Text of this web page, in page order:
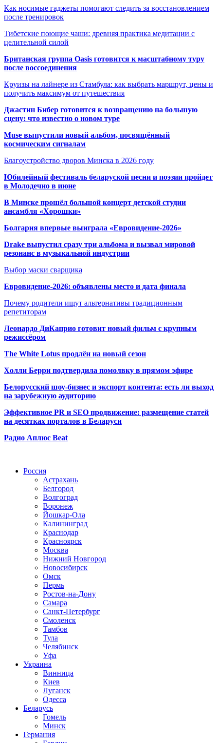
Как носимые гаджеты помогают следить за восстановлением
после тренировок
Тибетские поющие чаши: древняя практика медитации с
целительной силой
Британская группа Oasis готовится к масштабному туру
после воссоединения
Круизы на лайнере из Стамбула: как выбрать маршрут, цены и
получить максимум от путешествия
Джастин Бибер готовится к возвращению на большую
сцену: что известно о новом туре
Muse выпустили новый альбом, посвящённый
космическим сигналам
Благоустройство дворов Минска в 2026 году
Юбилейный фестиваль беларуской песни и поэзии пройдет
в Молодечно в июне
В Минске прошёл большой концерт детской студии
ансамбля «Хорошки»
Болгария впервые выиграла «Евровидение-2026»
Drake выпустил сразу три альбома и вызвал мировой
резонанс в музыкальной индустрии
Выбор маски сварщика
Евровидение-2026: объявлены место и дата финала
Почему родители ищут альтернативы традиционным
репетиторам
Леонардо ДиКаприо готовит новый фильм с крупным
режиссёром
The White Lotus продлён на новый сезон
Холли Берри подтвердила помолвку в прямом эфире
Белорусский шоу-бизнес и экспорт контента: есть ли выход
на зарубежную аудиторию
Эффективное PR и SEO продвижение: размещение статей
на десятках порталов в Беларуси
Радио Аплюс Beat
Россия
Астрахань
Белгород
Волгоград
Воронеж
Йошкар-Ола
Калининград
Краснодар
Красноярск
Москва
Нижний Новгород
Новосибирск
Омск
Пермь
Ростов-на-Дону
Самара
Санкт-Петербург
Смоленск
Тамбов
Тула
Челябинск
Уфа
Украина
Винница
Киев
Луганск
Одесса
Беларусь
Гомель
Минск
Германия